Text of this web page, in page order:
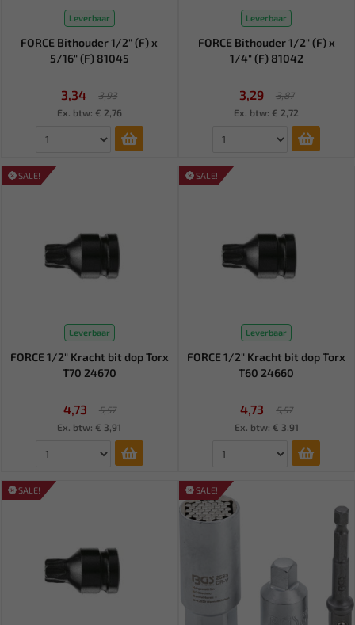
Leverbaar
FORCE Bithouder 1/2" (F) x
5/16" (F) 81045
3,34
3,93
Ex. btw: € 2,76
Leverbaar
FORCE Bithouder 1/2" (F) x
1/4" (F) 81042
3,29
3,87
Ex. btw: € 2,72
SALE!
Leverbaar
FORCE 1/2" Kracht bit dop Torx
T70 24670
4,73
5,57
Ex. btw: € 3,91
SALE!
Leverbaar
FORCE 1/2" Kracht bit dop Torx
T60 24660
4,73
5,57
Ex. btw: € 3,91
SALE! SALE!